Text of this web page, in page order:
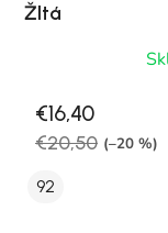
Žltá
€16,40
€20,50 (–20 %)
92